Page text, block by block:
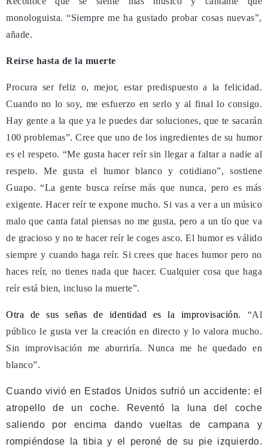
monologuista. “Siempre me ha gustado probar cosas nuevas”,
añade.
Reírse hasta de la muerte
Procura ser feliz o, mejor, estar predispuesto a la felicidad.
Cuando no lo soy, me esfuerzo en serlo y al final lo consigo.
Hay gente a la que ya le puedes dar soluciones, que te sacarán
100 problemas”. Cree que uno de los ingredientes de su humor
es el respeto. “Me gusta hacer reír sin llegar a faltar a nadie al
respeto. Me gusta el humor blanco y cotidiano”, sostiene
Guapo. “La gente busca reírse más que nunca, pero es más
exigente. Hacer reír te expone mucho. Si vas a ver a un músico
malo que canta fatal piensas no me gusta, pero a un tío que va
de gracioso y no te hacer reír le coges asco. El humor es válido
siempre y cuando haga reír. Si crees que haces humor pero no
haces reír, no tienes nada que hacer. Cualquier cosa que haga
reír está bien, incluso la muerte”.
Otra de sus señas de identidad es la improvisación. “Al
público le gusta ver la creación en directo y lo valora mucho.
Sin improvisación me aburriría. Nunca me he quedado en
blanco”.
Cuando vivió en Estados Unidos sufrió un accidente: el
atropello de un coche. Reventó la luna del coche
saliendo por encima dando vueltas de campana y
rompiéndose la tibia y el peroné de su pie izquierdo.